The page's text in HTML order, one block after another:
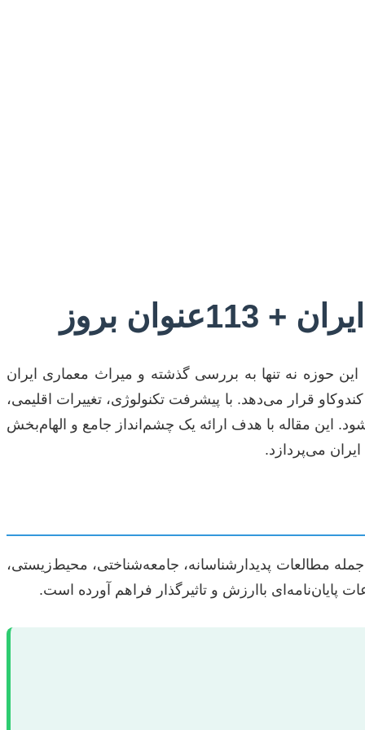
بروز
حوزه نه تنها به بررسی گذشته و میراث معماری ایران
قرار می‌دهد. با پیشرفت تکنولوژی، تغییرات اقلیمی،
این مقاله با هدف ارائه یک چشم‌انداز جامع و الهام‌بخش
مطالعات پدیدارشناسانه، جامعه‌شناختی، محیط‌زیستی،
باارزش و تاثیرگذار فراهم آورده است.